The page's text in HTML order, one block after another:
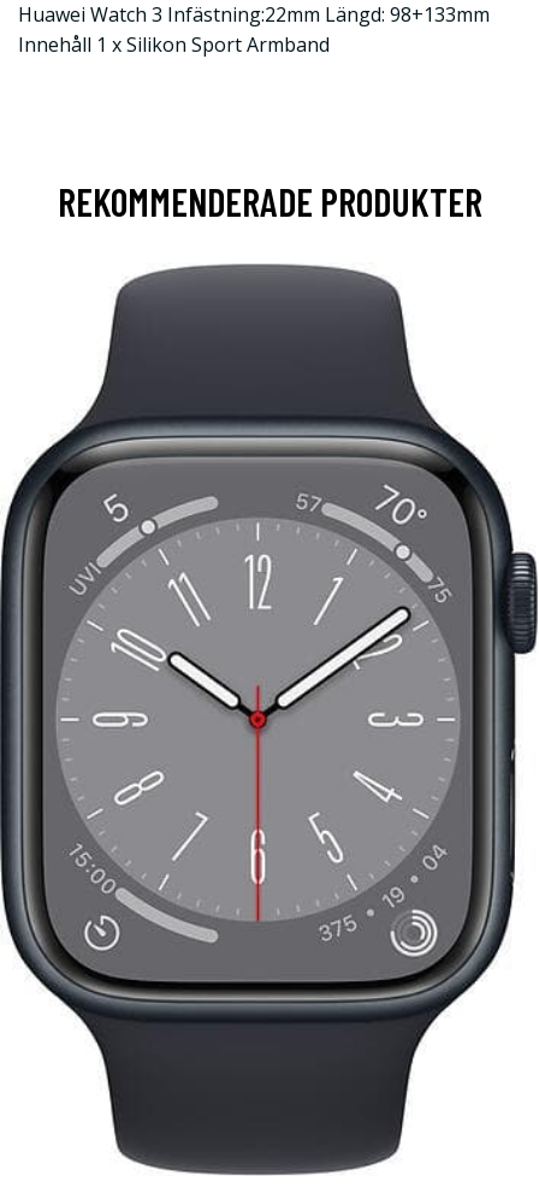
Huawei Watch 3 Infästning:22mm Längd: 98+133mm
Innehåll 1 x Silikon Sport Armband
REKOMMENDERADE PRODUKTER